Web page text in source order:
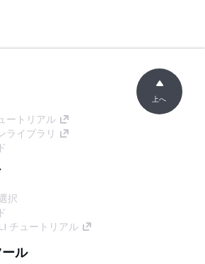
ートリアル
ライブラリ
択
チュートリアル
ル
上へ